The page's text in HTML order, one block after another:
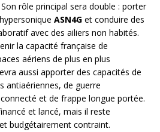
Son rôle principal sera double : porter
ASN4G et conduire des
avec des ailiers non habités.
la capacité française de
aériens de plus en plus
aussi apporter des capacités de
antiaériennes, de guerre
et de frappe longue portée.
et lancé, mais il reste
budgétairement contraint.